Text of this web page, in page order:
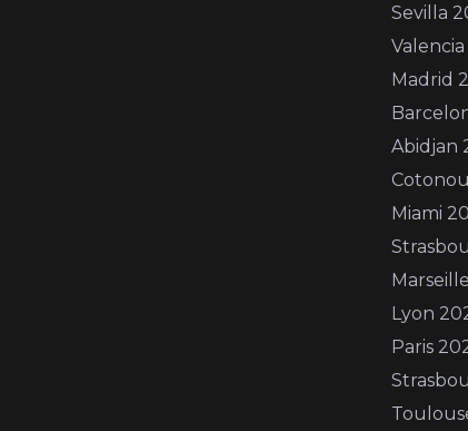
Sevilla
Madrid
Abidjan
Miami
Lyon
Paris